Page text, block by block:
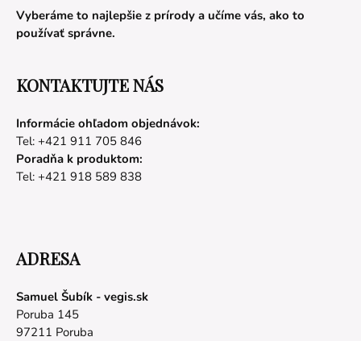
Vyberáme to najlepšie z prírody a učíme vás, ako to
používať správne.
KONTAKTUJTE NÁS
Informácie ohľadom objednávok:
Tel: +421 911 705 846
Poradňa k produktom:
Tel: +421 918 589 838
ADRESA
Samuel Šubík - vegis.sk
Poruba 145
97211 Poruba